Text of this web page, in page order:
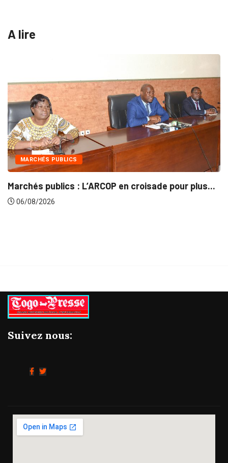
A lire
pour plus...
INTÉGRATION RÉGIONALE
Gestion concertée et durable
Suivez nous: